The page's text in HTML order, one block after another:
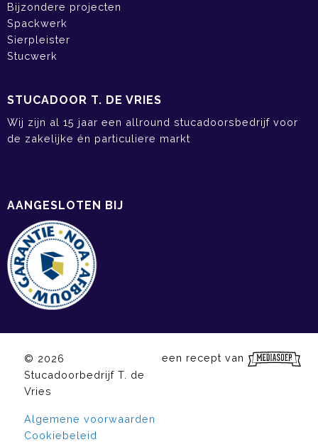
Bijzondere projecten
Spackwerk
Sierpleister
Stucwerk
STUCADOOR T. DE VRIES
Wij zijn al 15 jaar een allround stucadoorsbedrijf voor
de zakelijke én particuliere markt
AANGESLOTEN BIJ
© 2026
Stucadoorbedrijf T. de
Vries
Algemene voorwaarden
Cookiebeleid
een recept van